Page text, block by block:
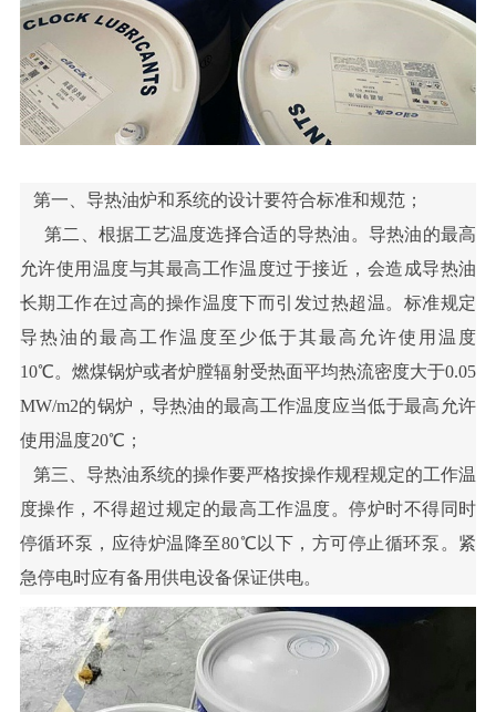
第一、 导热油炉和系统的设计要符合标准和规范；
第二、 根据工艺温度选择合适的导热油。导热油的最高
允许使用温度与其最高工作温度过于接近，会造成导热油
长期工作在过高的操作温度下而引发过热超温。标准规定
导热油的最高工作温度至少低于其最高允许使用温度
10℃。燃煤锅炉或者炉膛辐射受热面平均热流密度大于0.05
MW/m2的锅炉，导热油的最高工作温度应当低于最高允许
使用温度20℃；
第三、 导热油系统的操作要严格按操作规程规定的工作温
度操作，不得超过规定的最高工作温度。停炉时不得同时
停循环泵，应待炉温降至80℃以下，方可停止循环泵。紧
急停电时应有备用供电设备保证供电。